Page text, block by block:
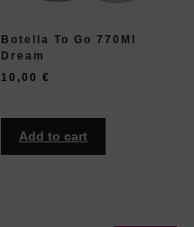
Botella To Go 770Ml
Dream
10,00 €
Add to cart